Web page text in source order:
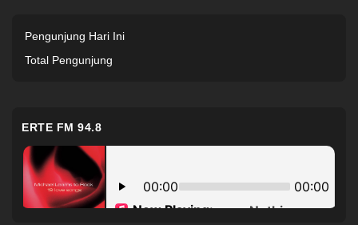
Pengunjung Hari Ini
Total Pengunjung
ERTE FM 94.8